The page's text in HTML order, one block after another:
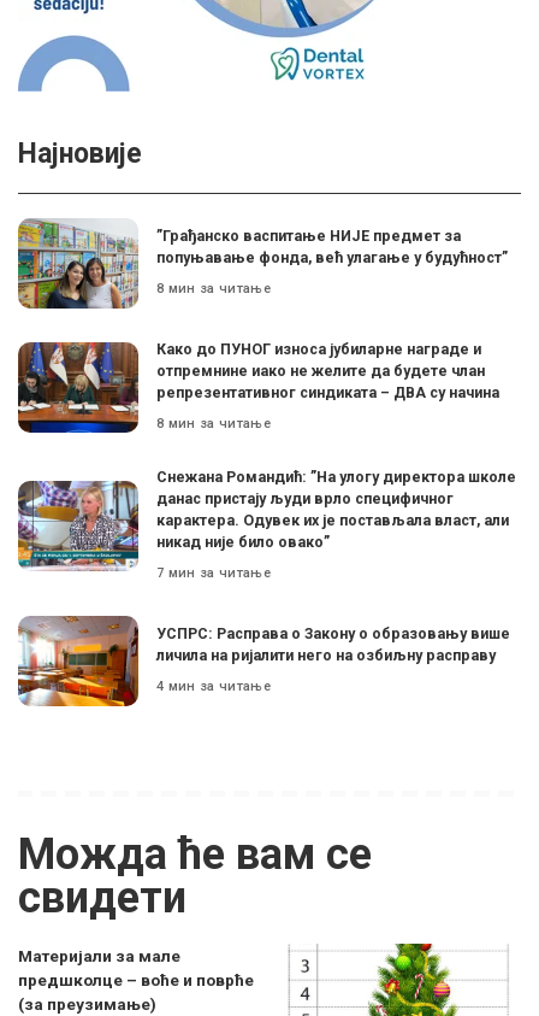
Најновије
”Грађанско васпитање НИЈЕ предмет за
попуњавање фонда, већ улагање у будућност”
8 мин за читање
Како до ПУНОГ износа јубиларне награде и
отпремнине иако не желите да будете члан
репрезентативног синдиката – ДВА су начина
8 мин за читање
Снежана Романдић: ”На улогу директора школе
данас пристају људи врло специфичног
карактера. Одувек их је постављала власт, али
никад није било овако”
7 мин за читање
УСПРС: Расправа о Закону о образовању више
личила на ријалити него на озбиљну расправу
4 мин за читање
Можда ће вам се
свидети
Материјали за мале
предшколце – воће и поврће
(за преузимање)